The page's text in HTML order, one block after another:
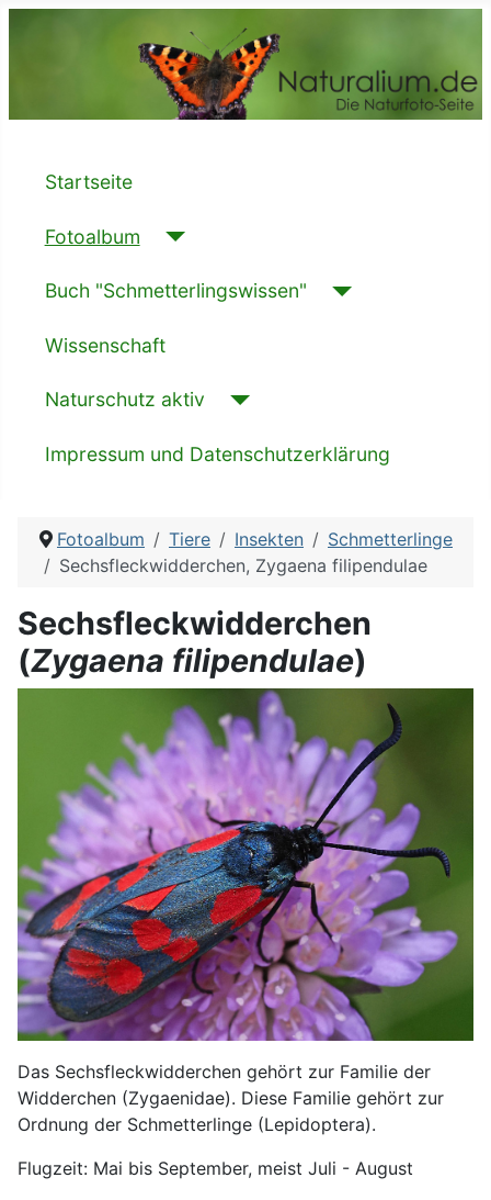
Startseite
Fotoalbum
Buch "Schmetterlingswissen"
Wissenschaft
Naturschutz aktiv
Impressum und Datenschutzerklärung
Fotoalbum Tiere Insekten
Schmetterlinge
Sechsfleckwidderchen, Zygaena filipendulae
Sechsfleckwidderchen
(Zygaena filipendulae)
Das Sechsfleckwidderchen gehört zur Familie der
Widderchen (Zygaenidae). Diese Familie gehört zur
Ordnung der Schmetterlinge (Lepidoptera).
Flugzeit: Mai bis September, meist Juli - August